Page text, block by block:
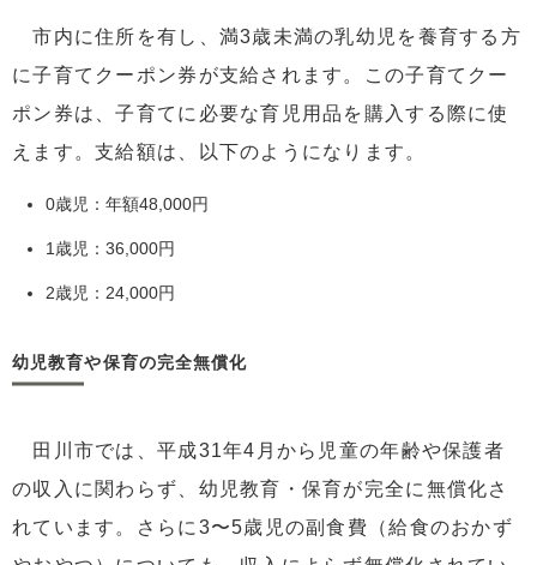
市内に住所を有し、満3歳未満の乳幼児を養育する方
に子育てクーポン券が支給されます。この子育てクー
ポン券は、子育てに必要な育児用品を購入する際に使
えます。支給額は、以下のようになります。
0歳児：年額48,000円
1歳児：36,000円
2歳児：24,000円
幼児教育や保育の完全無償化
田川市では、平成31年4月から児童の年齢や保護者
の収入に関わらず、幼児教育・保育が完全に無償化さ
れています。さらに3〜5歳児の副食費（給食のおかず